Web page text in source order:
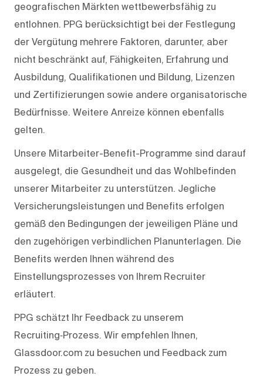
geografischen Märkten wettbewerbsfähig zu
entlohnen. PPG berücksichtigt bei der Festlegung
der Vergütung mehrere Faktoren, darunter, aber
nicht beschränkt auf, Fähigkeiten, Erfahrung und
Ausbildung, Qualifikationen und Bildung, Lizenzen
und Zertifizierungen sowie andere organisatorische
Bedürfnisse. Weitere Anreize können ebenfalls
gelten.
Unsere Mitarbeiter-Benefit-Programme sind darauf
ausgelegt, die Gesundheit und das Wohlbefinden
unserer Mitarbeiter zu unterstützen. Jegliche
Versicherungsleistungen und Benefits erfolgen
gemäß den Bedingungen der jeweiligen Pläne und
den zugehörigen verbindlichen Planunterlagen. Die
Benefits werden Ihnen während des
Einstellungsprozesses von Ihrem Recruiter
erläutert.
PPG schätzt Ihr Feedback zu unserem
Recruiting‑Prozess. Wir empfehlen Ihnen,
Glassdoor.com zu besuchen und Feedback zum
Prozess zu geben.